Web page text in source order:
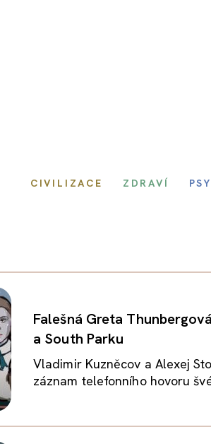
CIVILIZACE ZDRAVÍ
Falešná Greta
a South Parku
Vladimir Kuzněcov a Alexej
záznam telefonního hovoru